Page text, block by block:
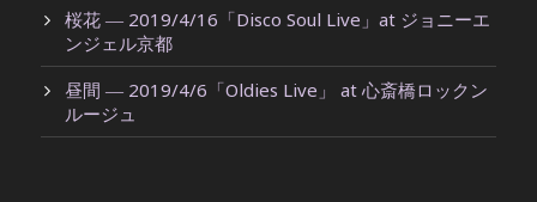
桜花 ― 2019/4/16「Disco Soul Live」at ジョニーエ
ンジェル京都
昼間 ― 2019/4/6「Oldies Live」 at 心斎橋ロックン
ルージュ